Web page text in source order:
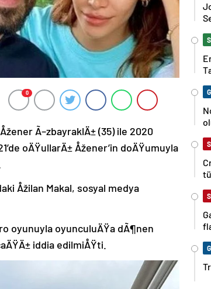
0
Ã–zbayraklÄ± (35) ile 2020
oÄŸullarÄ± Åžener’in doÄŸumuyla
Åžilan Makal, sosyal medya
oyunuyla oyunculuÄŸa dÃ¶nen
iddia edilmiÅŸti.